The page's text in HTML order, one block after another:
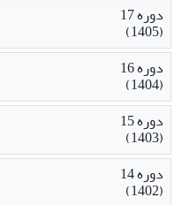
دوره 17
(1405)
دوره 16
(1404)
دوره 15
(1403)
دوره 14
(1402)